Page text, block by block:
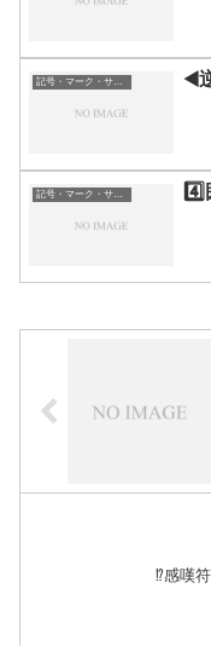
記号・マーク・サイン ◀️
記号・マーク・サイン
⁉️感嘆